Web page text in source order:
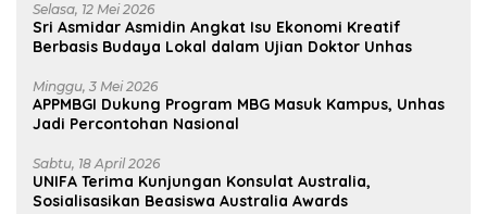
Selasa, 12 Mei 2026
Sri Asmidar Asmidin Angkat Isu Ekonomi Kreatif
Berbasis Budaya Lokal dalam Ujian Doktor Unhas
Minggu, 3 Mei 2026
APPMBGI Dukung Program MBG Masuk Kampus, Unhas
Jadi Percontohan Nasional
Sabtu, 18 April 2026
UNIFA Terima Kunjungan Konsulat Australia,
Sosialisasikan Beasiswa Australia Awards